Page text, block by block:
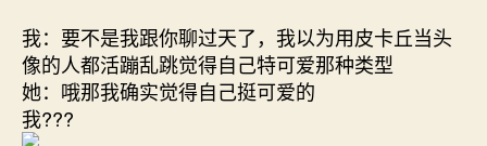
我：要不是我跟你聊过天了，我以为用皮卡丘当头
像的人都活蹦乱跳觉得自己特可爱那种类型
她：哦那我确实觉得自己挺可爱的
我???